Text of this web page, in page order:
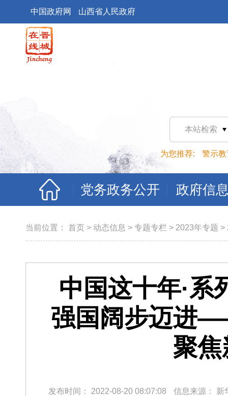
中国政府网 山西省人民政府
本站检索
为您推荐: 警示教
党务政务公开 政府信
当前位置： 首页 > 动态信息 > 专题专栏 > 2023年专题 >
中国这十年·系
强国阔步迈进
聚
发布时间： 2022-08-20 08:07:08 信息来源： 新